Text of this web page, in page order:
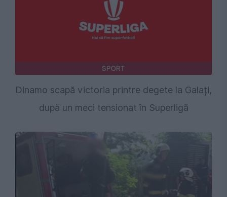
SPORT
Dinamo scapă victoria printre degete la Galați,
după un meci tensionat în Superligă